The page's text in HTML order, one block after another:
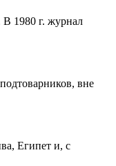
В 1980 г. журнал
вне
Египет и, с